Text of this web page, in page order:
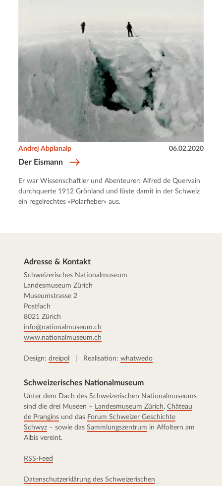
Der Eismann
Andrej Abplanalp 06.02.2020
Er war Wissenschaftler und Abenteurer: Alfred de Quervain
durchquerte 1912 Grönland und löste damit in der Schweiz
ein regelrechtes «Polarfieber» aus.
Adresse & Kontakt
Schweizerisches Nationalmuseum
Landesmuseum Zürich
Museumstrasse 2
Postfach
8021 Zürich
info@nationalmuseum.ch
www.nationalmuseum.ch
Design: dreipol | Realisation: whatwedo
Schweizerisches Nationalmuseum
Unter dem Dach des Schweizerischen Nationalmuseums
sind die drei Museen – Landesmuseum Zürich, Château
de Prangins und das Forum Schweizer Geschichte
Schwyz – sowie das Sammlungszentrum in Affoltern am
Albis vereint.
RSS-Feed
Datenschutzerklärung des Schweizerischen